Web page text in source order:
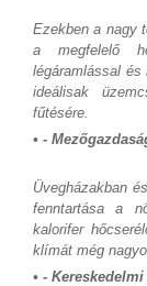
Ezekben a nagy
a megfelelő
légáramlással
ideálisak
fűtésére.
• -
Üvegházakban
fenntartása a
kalorifer
klímát még
• -